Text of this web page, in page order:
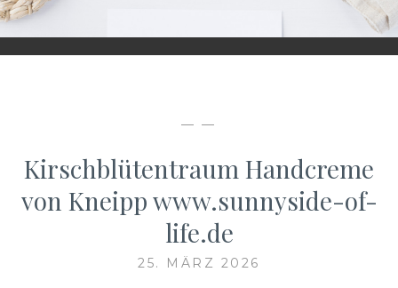
— —
Kirschblütentraum Handcreme
von Kneipp www.sunnyside-of-
life.de
25. MÄRZ 2026